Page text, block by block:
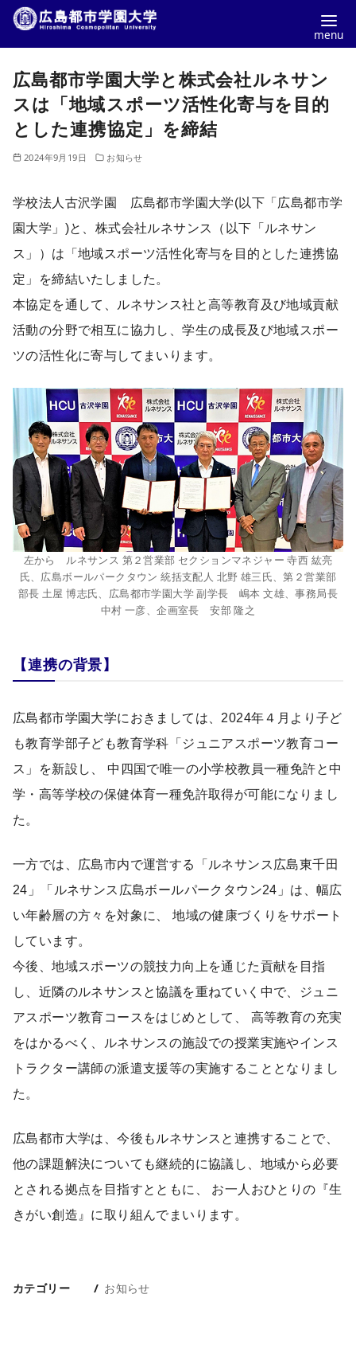
広島都市学園大学と株式会社ルネサン
スは「地域スポーツ活性化寄与を目的
とした連携協定」を締結
2024年9月19日 お知らせ
学校法人古沢学園 広島都市学園大学(以下「広島都市学
園大学」)と、株式会社ルネサンス（以下「ルネサン
ス」）は「地域スポーツ活性化寄与を目的とした連携協
定」を締結いたしました。
本協定を通して、ルネサンス社と高等教育及び地域貢献
活動の分野で相互に協力し、学生の成長及び地域スポー
ツの活性化に寄与してまいります。
左から ルネサンス 第２営業部 セクションマネジャー 寺西 紘亮
氏、広島ボールパークタウン 統括支配人 北野 雄三氏、第２営業部
部長 土屋 博志氏、広島都市学園大学 副学長 嶋本 文雄、事務局長
中村 一彦、企画室長 安部 隆之
【連携の背景】
広島都市学園大学におきましては、2024年４月より子ど
も教育学部子ども教育学科「ジュニアスポーツ教育コー
ス」を新設し、 中四国で唯一の小学校教員一種免許と中
学・高等学校の保健体育一種免許取得が可能になりまし
た。
一方では、広島市内で運営する「ルネサンス広島東千田
24」「ルネサンス広島ボールパークタウン24」は、幅広
い年齢層の方々を対象に、 地域の健康づくりをサポート
しています。
今後、地域スポーツの競技力向上を通じた貢献を目指
し、近隣のルネサンスと協議を重ねていく中で、ジュニ
アスポーツ教育コースをはじめとして、 高等教育の充実
をはかるべく、ルネサンスの施設での授業実施やインス
トラクター講師の派遣支援等の実施することとなりまし
た。
広島都市大学は、今後もルネサンスと連携することで、
他の課題解決についても継続的に協議し、地域から必要
とされる拠点を目指すとともに、 お一人おひとりの『生
きがい創造』に取り組んでまいります。
カテゴリー お知らせ